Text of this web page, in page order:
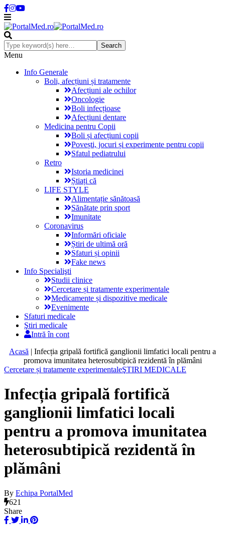
Menu
Info Generale
Boli, afecțiuni și tratamente
Afecțiuni ale ochilor
Oncologie
Boli infecțioase
Afecțiuni dentare
Medicina pentru Copii
Boli și afecțiuni copii
Povești, jocuri și experimente pentru copii
Sfatul pediatrului
Retro
Istoria medicinei
Știați că
LIFE STYLE
Alimentație sănătoasă
Sănătate prin sport
Imunitate
Coronavirus
Informări oficiale
Știri de ultimă oră
Sfaturi și opinii
Fake news
Info Specialişti
Studii clinice
Cercetare și tratamente experimentale
Medicamente și dispozitive medicale
Evenimente
Sfaturi medicale
Ştiri medicale
Intră în cont
Acasă | Infecția gripală fortifică ganglionii limfatici locali pentru a
promova imunitatea heterosubtipică rezidentă în plămâni
Cercetare și tratamente experimentaleŞTIRI MEDICALE
Infecția gripală fortifică
ganglionii limfatici locali
pentru a promova imunitatea
heterosubtipică rezidentă în
plămâni
By Echipa PortalMed
621
Share